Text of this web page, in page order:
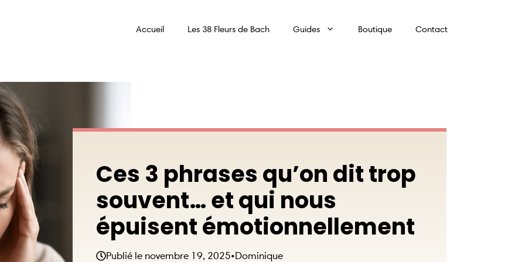
Accueil Les 38 Fleurs de Bach Guides Boutique Contact
Ces 3 phrases qu’on dit trop
souvent… et qui nous
épuisent émotionnellement
Publié le novembre 19, 2025•Dominique